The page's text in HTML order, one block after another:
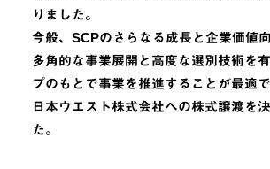
りました。
今般、SCPのさらなる成長と企業価値
多角的な事業展開と高度な選別技術を
プのもとで事業を推進することが最適
日本ウエスト株式会社への株式譲渡を
た。